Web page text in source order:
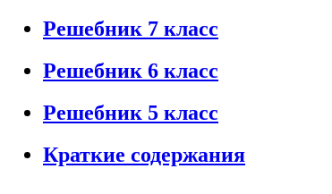
Решебник 7 класс
Решебник 6 класс
Решебник 5 класс
Краткие содержания